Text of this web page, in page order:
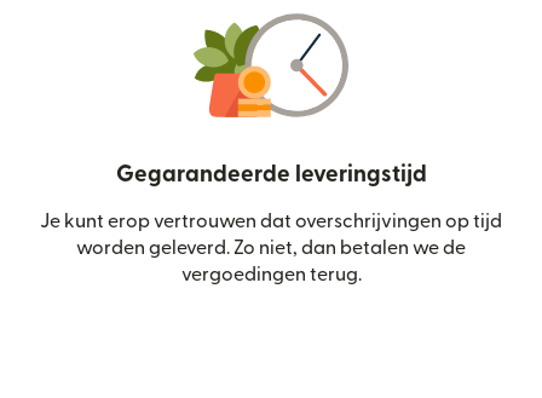
Gegarandeerde leveringstijd
Je kunt erop vertrouwen dat overschrijvingen op tijd
worden geleverd. Zo niet, dan betalen we de
vergoedingen terug.